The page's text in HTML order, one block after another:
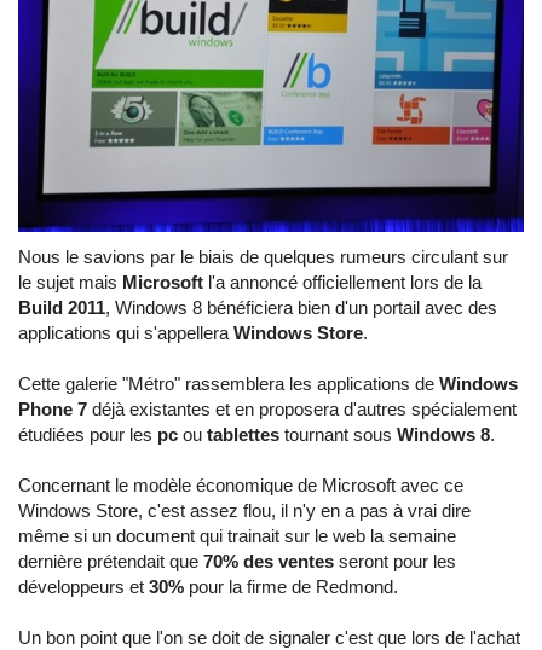
Nous le savions par le biais de quelques rumeurs circulant sur
le sujet mais Microsoft l'a annoncé officiellement lors de la
Build 2011, Windows 8 bénéficiera bien d'un portail avec des
applications qui s'appelleraWindows Store.
Cette galerie "Métro" rassemblera les applications de Windows
Phone 7 déjà existantes et en proposera d'autres spécialement
étudiées pour les pc ou tablettes tournant sous Windows 8.
Concernant le modèle économique de Microsoft avec ce
Windows Store, c'est assez flou, il n'y en a pas à vrai dire
même si un document qui trainait sur le web la semaine
dernière prétendait que 70% des ventes seront pour les
développeurs et 30% pour la firme de Redmond.
Un bon point que l'on se doit de signaler c'est que lors de l'achat